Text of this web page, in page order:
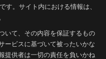
す。サイト内における情報は、
いて、その内容を保証するもの
ービスに基づいて被ったいかな
提供者は一切の責任を負いかね